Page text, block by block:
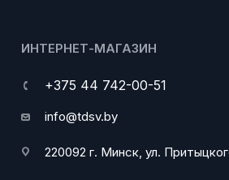
ИНТЕРНЕТ-МАГАЗИН
+375 44 742-00-51
info@tdsv.by
220092 г. Минск, ул.